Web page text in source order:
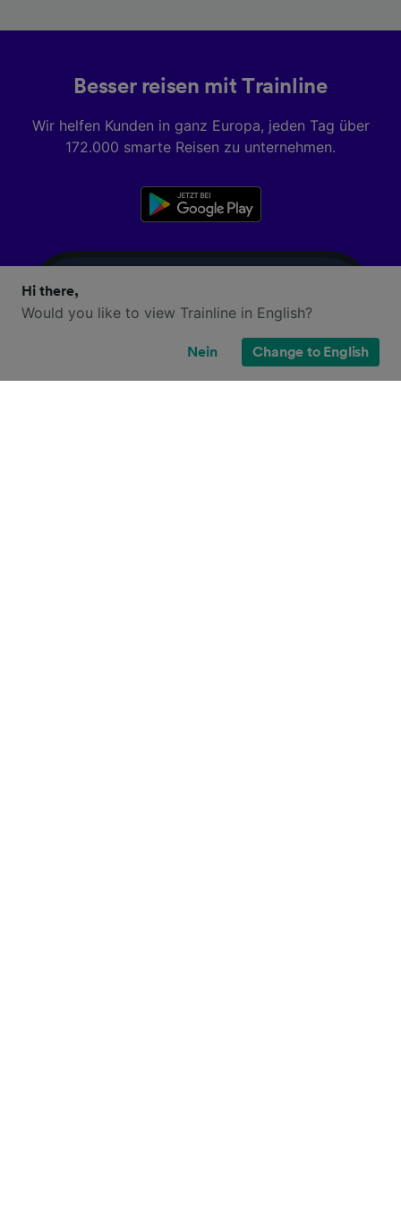
Besser reisen mit Trainline
Wir helfen Kunden in ganz Europa, jeden Tag über
172.000 smarte Reisen zu unternehmen.
Hi there,
Would you like to view Trainline in English?
Nein Change to English